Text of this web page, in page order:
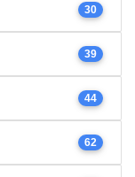
30
39
44
62